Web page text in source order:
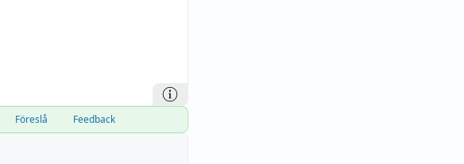
Föreslå Feedback